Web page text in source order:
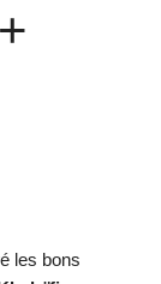
les bons